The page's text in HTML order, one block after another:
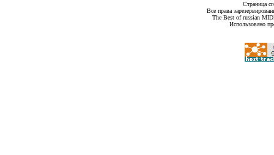
Страница
Все права
The Best of russian
Использовано